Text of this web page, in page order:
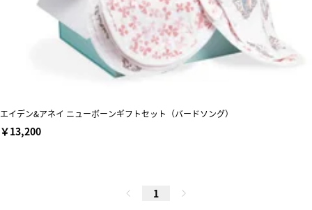
エイデン&アネイ ニューボーンギフトセット（バードソング）
￥13,200
1